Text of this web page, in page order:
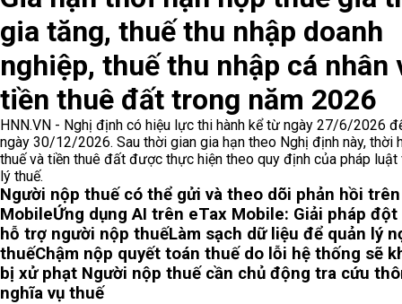
gia tăng, thuế thu nhập doanh
nghiệp, thuế thu nhập cá nhân
tiền thuê đất trong năm 2026
HNN.VN - Nghị định có hiệu lực thi hành kể từ ngày 27/6/2026
ngày 30/12/2026. Sau thời gian gia hạn theo Nghị định này, thời
thuế và tiền thuê đất được thực hiện theo quy định của pháp luật
lý thuế.
Người nộp thuế có thể gửi và theo dõi phản hồi
MobileỨng dụng AI trên eTax Mobile: Giải pháp đột
hỗ trợ người nộp thuếLàm sạch dữ liệu để quản lý
thuếChậm nộp quyết toán thuế do lỗi hệ thống sẽ
bị xử phạt Người nộp thuế cần chủ động tra cứu
nghĩa vụ thuế